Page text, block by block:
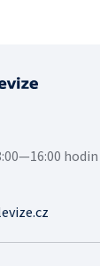
hodin